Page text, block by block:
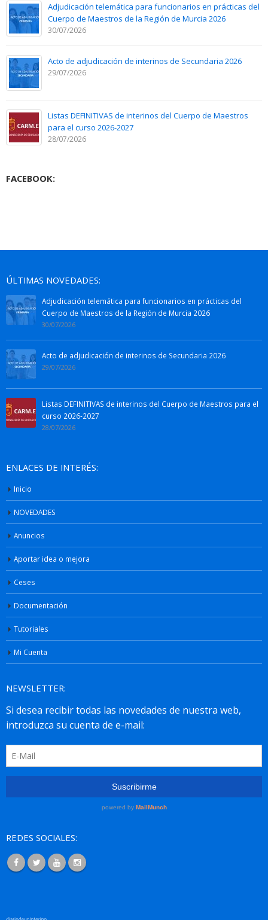
Adjudicación telemática para funcionarios en prácticas del
Cuerpo de Maestros de la Región de Murcia 2026
30/07/2026
Acto de adjudicación de interinos de Secundaria 2026
29/07/2026
Listas DEFINITIVAS de interinos del Cuerpo de Maestros
para el curso 2026-2027
28/07/2026
FACEBOOK:
ÚLTIMAS NOVEDADES:
Adjudicación telemática para funcionarios en prácticas del
Cuerpo de Maestros de la Región de Murcia 2026
30/07/2026
Acto de adjudicación de interinos de Secundaria 2026
29/07/2026
Listas DEFINITIVAS de interinos del Cuerpo de Maestros para el
curso 2026-2027
28/07/2026
ENLACES DE INTERÉS:
Inicio
NOVEDADES
Anuncios
Aportar idea o mejora
Ceses
Documentación
Tutoriales
Mi Cuenta
NEWSLETTER:
REDES SOCIALES: